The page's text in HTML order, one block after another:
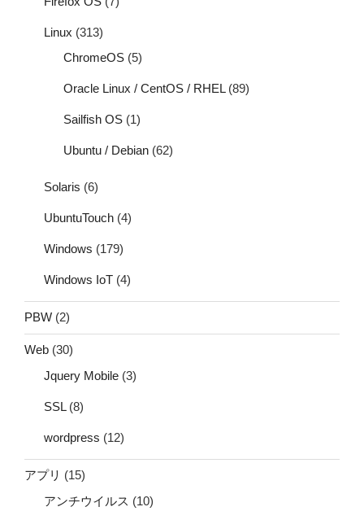
Linux (313)
ChromeOS (5)
Oracle Linux / CentOS / RHEL(89)
Sailfish OS (1)
Ubuntu / Debian (62)
Solaris (6)
UbuntuTouch (4)
Windows (179)
Windows IoT (4)
PBW (2)
Web (30)
Jquery Mobile (3)
SSL(8)
wordpress (12)
アプリ (15)
アンチウイルス (10)